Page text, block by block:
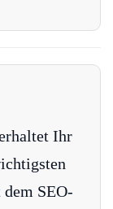
Ihr
SEO-